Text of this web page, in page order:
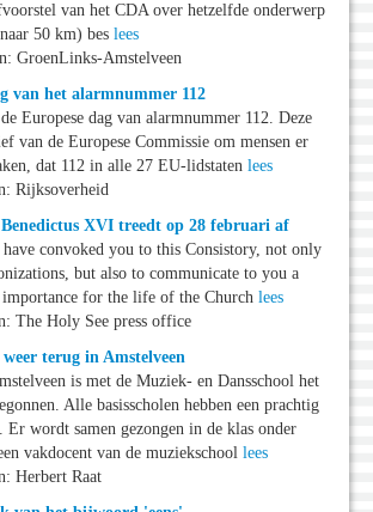
van het CDA over hetzelfde onderwerp
50 km) bes lees
GroenLinks-Amstelveen
van het alarmnummer 112
Europese dag van alarmnummer 112. Deze
van de Europese Commissie om mensen er
dat 112 in alle 27 EU-lidstaten lees
Rijksoverheid
Benedictus XVI treedt op 28 februari af
convoked you to this Consistory, not only
but also to communicate to you a
for the life of the Church lees
The Holy See press office
terug in Amstelveen
is met de Muziek- en Dansschool het
Alle basisscholen hebben een prachtig
Er wordt samen gezongen in de klas onder
vakdocent van de muziekschool lees
Herbert Raat